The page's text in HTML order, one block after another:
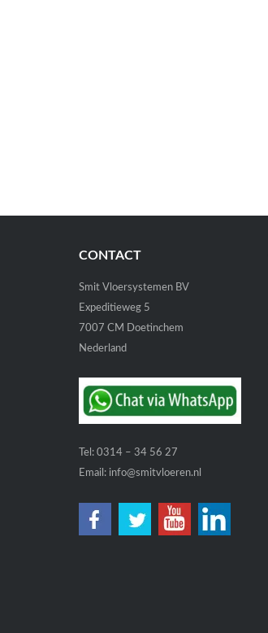
CONTACT
Smit Vloersystemen BV
Expeditieweg 5
7007 CM Doetinchem
Nederland
Tel: 0314 – 34 56 27
Email: info@smitvloeren.nl